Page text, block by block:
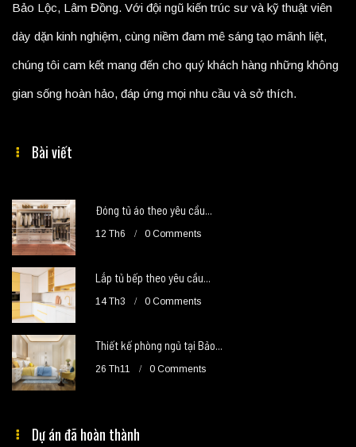
Bảo Lộc, Lâm Đồng. Với đội ngũ kiến trúc sư và kỹ thuật viên
dày dặn kinh nghiệm, cùng niềm đam mê sáng tạo mãnh liệt,
chúng tôi cam kết mang đến cho quý khách hàng những không
gian sống hoàn hảo, đáp ứng mọi nhu cầu và sở thích.
Bài viết
Đóng tủ áo theo yêu cầu...
12 Th6 0 Comments
Lắp tủ bếp theo yêu cầu...
14 Th3 0 Comments
Thiết kế phòng ngủ tại Bảo...
26 Th11 0 Comments
Dự án đã hoàn thành